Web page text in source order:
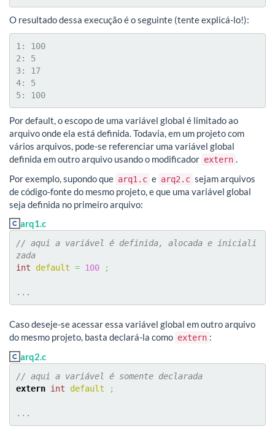
O resultado dessa execução é o seguinte (tente explicá-lo!):
1: 100
2: 5
3: 17
4: 5
5: 100
Por default, o escopo de uma variável global é limitado ao
arquivo onde ela está definida. Todavia, em um projeto com
vários arquivos, pode-se referenciar uma variável global
definida em outro arquivo usando o modificador extern .
Por exemplo, supondo que arq1.c e arq2.c sejam arquivos
de código-fonte do mesmo projeto, e que uma variável global
seja definida no primeiro arquivo:
arq1.c
// aqui a variável é definida, alocada e iniciali
zada
int default = 100 ;
...
Caso deseje-se acessar essa variável global em outro arquivo
do mesmo projeto, basta declará-la como extern :
arq2.c
// aqui a variável é somente declarada
extern int default ;
...